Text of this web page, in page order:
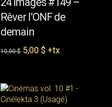
Rêver l’ONF de
demain
10,00$ Le
10,00 $.
5,00 $ Le
5,00 $.
+tx